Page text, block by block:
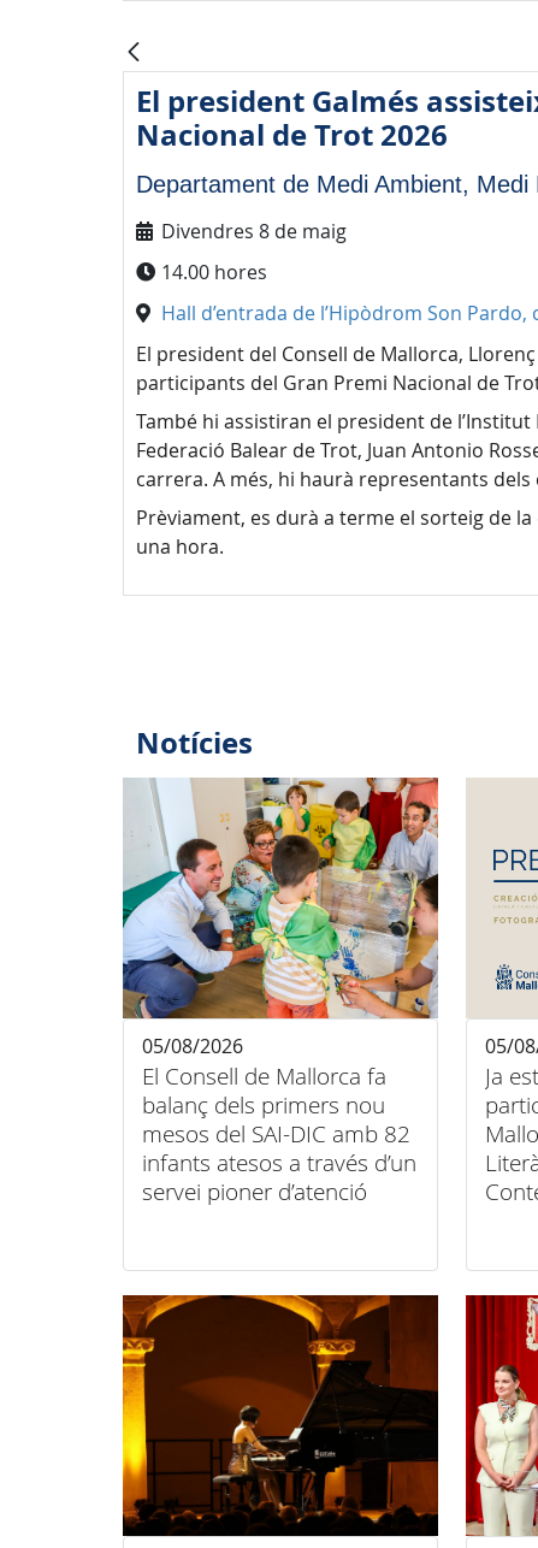
El president Galmés
Nacional de Trot 2026
Departament de Medi Ambient, Medi
Divendres 8 de maig
14.00 hores
Hall d’entrada de l’Hipòdrom Son
El president del Consell de Mallorca,
participants del Gran Premi Nacional de
També hi assistiran el president de
Federació Balear de Trot, Juan Antonio
carrera. A més, hi haurà representants dels
Prèviament, es durà a terme el sorteig de
una hora.
Notícies
El Consell de Mallorca fa
balanç dels primers nou
mesos del SAI-DIC amb 82
infants atesos a través d’un
servei pioner d’atenció
05/08/2026
Ja
05/